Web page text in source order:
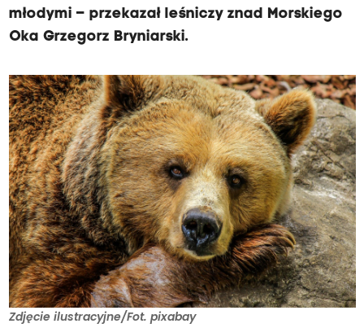
młodymi – przekazał leśniczy znad Morskiego
Oka Grzegorz Bryniarski.
Zdjęcie ilustracyjne/Fot. pixabay